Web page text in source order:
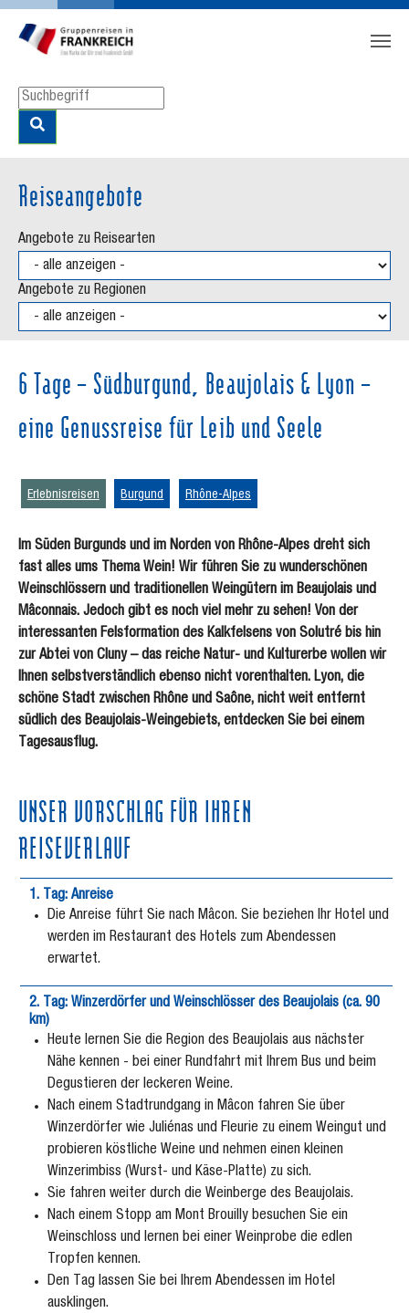
Zum Hauptinhalt springen
Skip to page footer
Reiseangebote
Angebote zu Reisearten
Angebote zu Regionen
6 Tage – Südburgund, Beaujolais & Lyon –
eine Genussreise für Leib und Seele
Erlebnisreisen Burgund Rhône-Alpes
Im Süden Burgunds und im Norden von Rhône-Alpes dreht sich
fast alles ums Thema Wein! Wir führen Sie zu wunderschönen
Weinschlössern und traditionellen Weingütern im Beaujolais und
Mâconnais. Jedoch gibt es noch viel mehr zu sehen! Von der
interessanten Felsformation des Kalkfelsens von Solutré bis hin
zur Abtei von Cluny – das reiche Natur- und Kulturerbe wollen wir
Ihnen selbstverständlich ebenso nicht vorenthalten. Lyon, die
schöne Stadt zwischen Rhône und Saône, nicht weit entfernt
südlich des Beaujolais-Weingebiets, entdecken Sie bei einem
Tagesausflug.
UNSER VORSCHLAG FÜR IHREN
REISEVERLAUF
1. Tag: Anreise
Die Anreise führt Sie nach Mâcon. Sie beziehen Ihr Hotel und
werden im Restaurant des Hotels zum Abendessen
erwartet.
2. Tag: Winzerdörfer und Weinschlösser des Beaujolais (ca. 90
km)
Heute lernen Sie die Region des Beaujolais aus nächster
Nähe kennen - bei einer Rundfahrt mit Ihrem Bus und beim
Degustieren der leckeren Weine.
Nach einem Stadtrundgang in Mâcon fahren Sie über
Winzerdörfer wie Juliénas und Fleurie zu einem Weingut und
probieren köstliche Weine und nehmen einen kleinen
Winzerimbiss (Wurst- und Käse-Platte) zu sich.
Sie fahren weiter durch die Weinberge des Beaujolais.
Nach einem Stopp am Mont Brouilly besuchen Sie ein
Weinschloss und lernen bei einer Weinprobe die edlen
Tropfen kennen.
Den Tag lassen Sie bei Ihrem Abendessen im Hotel
ausklingen.